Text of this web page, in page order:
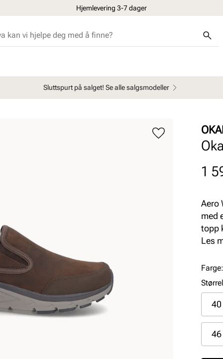
Hjemlevering 3-7 dager
Sluttspurt på salget! Se alle salgsmodeller
Pris
1
Aero
med
topp
seg.
Les
Farge:
40
46